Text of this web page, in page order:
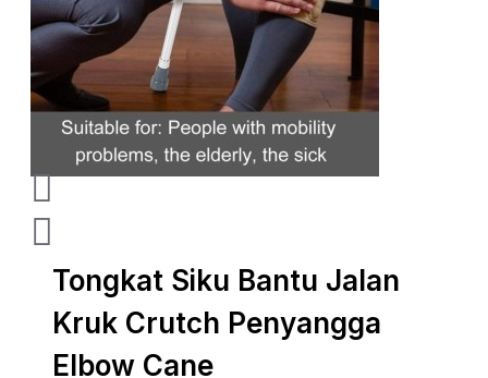
Tongkat Siku Bantu Jalan
Kruk Crutch Penyangga
Elbow Cane